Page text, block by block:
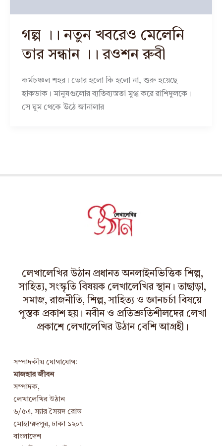
গল্প ।। নতুন খবরেও মেলেনি
তার সন্ধান ।। রওশন রুবী
কর্মচঞ্চল শহর। ভোর হলো কি হলো না, শুরু হয়েছে
হাকডাক। মানুষগুলোর ব্যতিব্যস্ততা মুগ্ধ করে রাশিদুলকে।
সে ঘুম থেকে উঠে জানালার
লেখালেখির উঠান প্রধানত অনলাইনভিত্তিক শিল্প,
সাহিত্য, সংস্কৃতি বিষয়ক লেখালেখির স্থান। তাছাড়া,
সমাজ, রাজনীতি, শিল্প, সাহিত্য ও জ্ঞানচর্চা বিষয়ে
পুস্তক প্রকাশ হয়। নবীন ও প্রতিশ্রুতিশীলদের লেখা
প্রকাশে লেখালেখির উঠান বেশি আগ্রহী।
সম্পাদকীয় যোগাযোগ:
মাজহার জীবন
সম্পাদক,
লেখালেখির উঠান
৬/৫এ, স্যার সৈয়দ রোড
মোহাম্মদপুর, ঢাকা ১২০৭
বাংলাদেশ